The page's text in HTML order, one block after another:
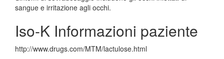
sangue e irritazione agli occhi.
Iso-K Informazioni paziente
http://www.drugs.com/MTM/lactulose.html